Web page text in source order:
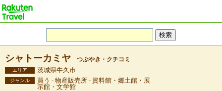
シャトーカミヤ つぶやき・クチコミ
エリア 茨城県牛久市
ジャンル
買う - 物産販売所 - 資料館・郷土館・展
示館・文学館